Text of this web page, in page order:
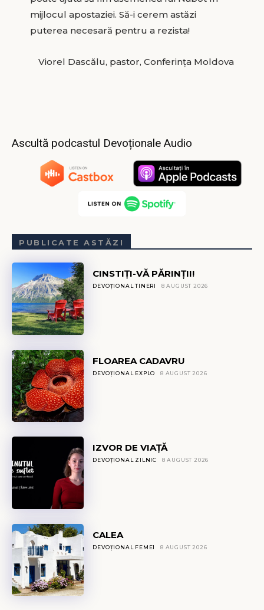
mijlocul apostaziei. Să-i cerem astăzi
puterea necesară pentru a rezista!
Viorel Dascălu, pastor, Conferinţa Moldova
Ascultă podcastul Devoționale Audio
PUBLICATE ASTĂZI
CINSTIȚI-VĂ PĂRINȚII!
DEVOȚIONAL TINERI 8 AUGUST 2026
FLOAREA CADAVRU
DEVOȚIONAL EXPLO 8 AUGUST 2026
IZVOR DE VIAȚĂ
DEVOȚIONAL ZILNIC 8 AUGUST 2026
CALEA
DEVOȚIONAL FEMEI 8 AUGUST 2026